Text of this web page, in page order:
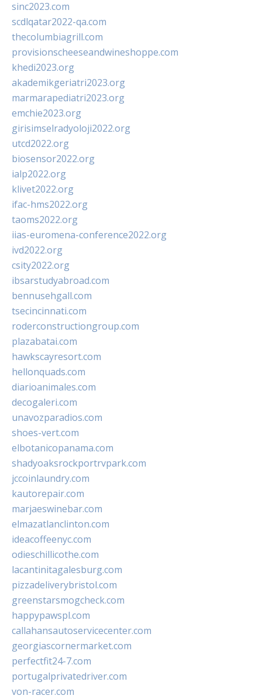
sinc2023.com
scdlqatar2022-qa.com
thecolumbiagrill.com
provisionscheeseandwineshoppe.com
khedi2023.org
akademikgeriatri2023.org
marmarapediatri2023.org
emchie2023.org
girisimselradyoloji2022.org
utcd2022.org
biosensor2022.org
ialp2022.org
klivet2022.org
ifac-hms2022.org
taoms2022.org
iias-euromena-conference2022.org
ivd2022.org
csity2022.org
ibsarstudyabroad.com
bennusehgall.com
tsecincinnati.com
roderconstructiongroup.com
plazabatai.com
hawkscayresort.com
hellonquads.com
diarioanimales.com
decogaleri.com
unavozparadios.com
shoes-vert.com
elbotanicopanama.com
shadyoaksrockportrvpark.com
jccoinlaundry.com
kautorepair.com
marjaeswinebar.com
elmazatlanclinton.com
ideacoffeenyc.com
odieschillicothe.com
lacantinitagalesburg.com
pizzadeliverybristol.com
greenstarsmogcheck.com
happypawspl.com
callahansautoservicecenter.com
georgiascornermarket.com
perfectfit24-7.com
portugalprivatedriver.com
von-racer.com